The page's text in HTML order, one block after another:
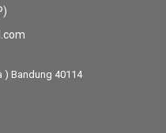
) Bandung 40114